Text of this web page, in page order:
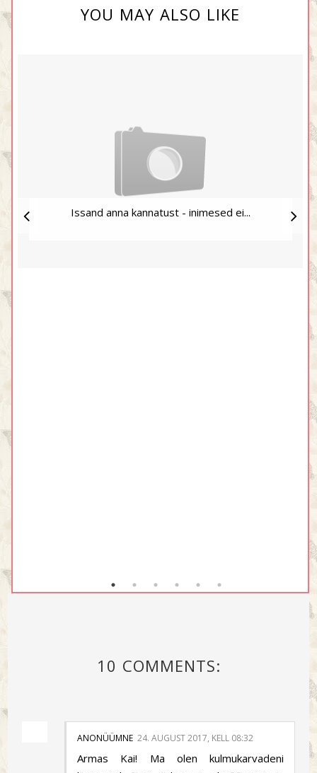
YOU MAY ALSO LIKE
Issand anna kannatust - inimesed ei...
10 COMMENTS:
ANONÜÜMNE 24. AUGUST 2017, KELL 08:32
Armas Kai! Ma olen kulmukarvadeni